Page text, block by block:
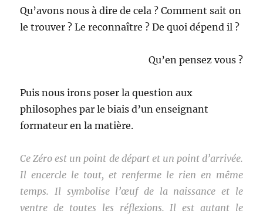
Qu’avons nous à dire de cela ? Comment sait on
le trouver ? Le reconnaître ? De quoi dépend il ?
Qu’en pensez vous ?
Puis nous irons poser la question aux
philosophes par le biais d’un enseignant
formateur en la matière.
Ce Zéro est un point de départ et un point d’arrivée.
Il encercle le tout, et renferme le rien en même
temps. Il symbolise l’œuf de la naissance et le
ventre de toutes les réflexions. Il est autant le